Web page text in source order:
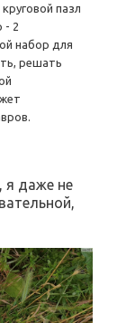
пазл
- 2
набор для
решать
я даже не